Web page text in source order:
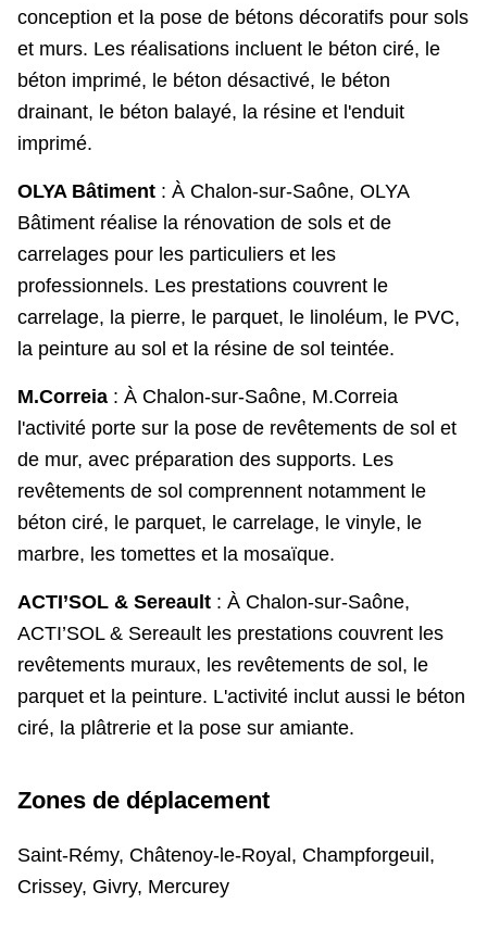
conception et la pose de bétons décoratifs pour sols
et murs. Les réalisations incluent le béton ciré, le
béton imprimé, le béton désactivé, le béton
drainant, le béton balayé, la résine et l'enduit
imprimé.
OLYA Bâtiment : À Chalon-sur-Saône, OLYA
Bâtiment réalise la rénovation de sols et de
carrelages pour les particuliers et les
professionnels. Les prestations couvrent le
carrelage, la pierre, le parquet, le linoléum, le PVC,
la peinture au sol et la résine de sol teintée.
M.Correia : À Chalon-sur-Saône, M.Correia
l'activité porte sur la pose de revêtements de sol et
de mur, avec préparation des supports. Les
revêtements de sol comprennent notamment le
béton ciré, le parquet, le carrelage, le vinyle, le
marbre, les tomettes et la mosaïque.
ACTI’SOL & Sereault : À Chalon-sur-Saône,
ACTI’SOL & Sereault les prestations couvrent les
revêtements muraux, les revêtements de sol, le
parquet et la peinture. L'activité inclut aussi le béton
ciré, la plâtrerie et la pose sur amiante.
Zones de déplacement
Saint-Rémy, Châtenoy-le-Royal, Champforgeuil,
Crissey, Givry, Mercurey